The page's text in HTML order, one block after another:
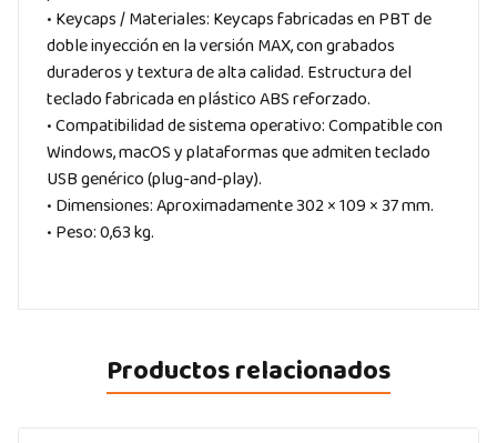
• Keycaps / Materiales: Keycaps fabricadas en PBT de
doble inyección en la versión MAX, con grabados
duraderos y textura de alta calidad. Estructura del
teclado fabricada en plástico ABS reforzado.
• Compatibilidad de sistema operativo: Compatible con
Windows, macOS y plataformas que admiten teclado
USB genérico (plug-and-play).
• Dimensiones: Aproximadamente 302 × 109 × 37 mm.
• Peso: 0,63 kg.
Productos relacionados